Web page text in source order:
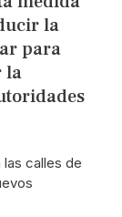
la
para
la
calles de